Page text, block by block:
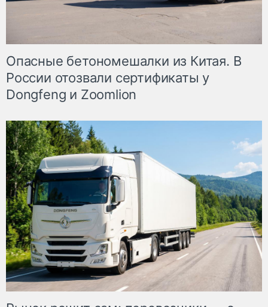
Опасные бетономешалки из Китая. В
России отозвали сертификаты у
Dongfeng и Zoomlion